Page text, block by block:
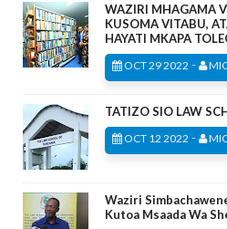
WAZIRI MHAGAMA
KUSOMA VITABU,
HAYATI MKAPA
OCT 29 2022 -
TATIZO SIO LAW
OCT 12 2022 -
Waziri
Kutoa Msaada Wa